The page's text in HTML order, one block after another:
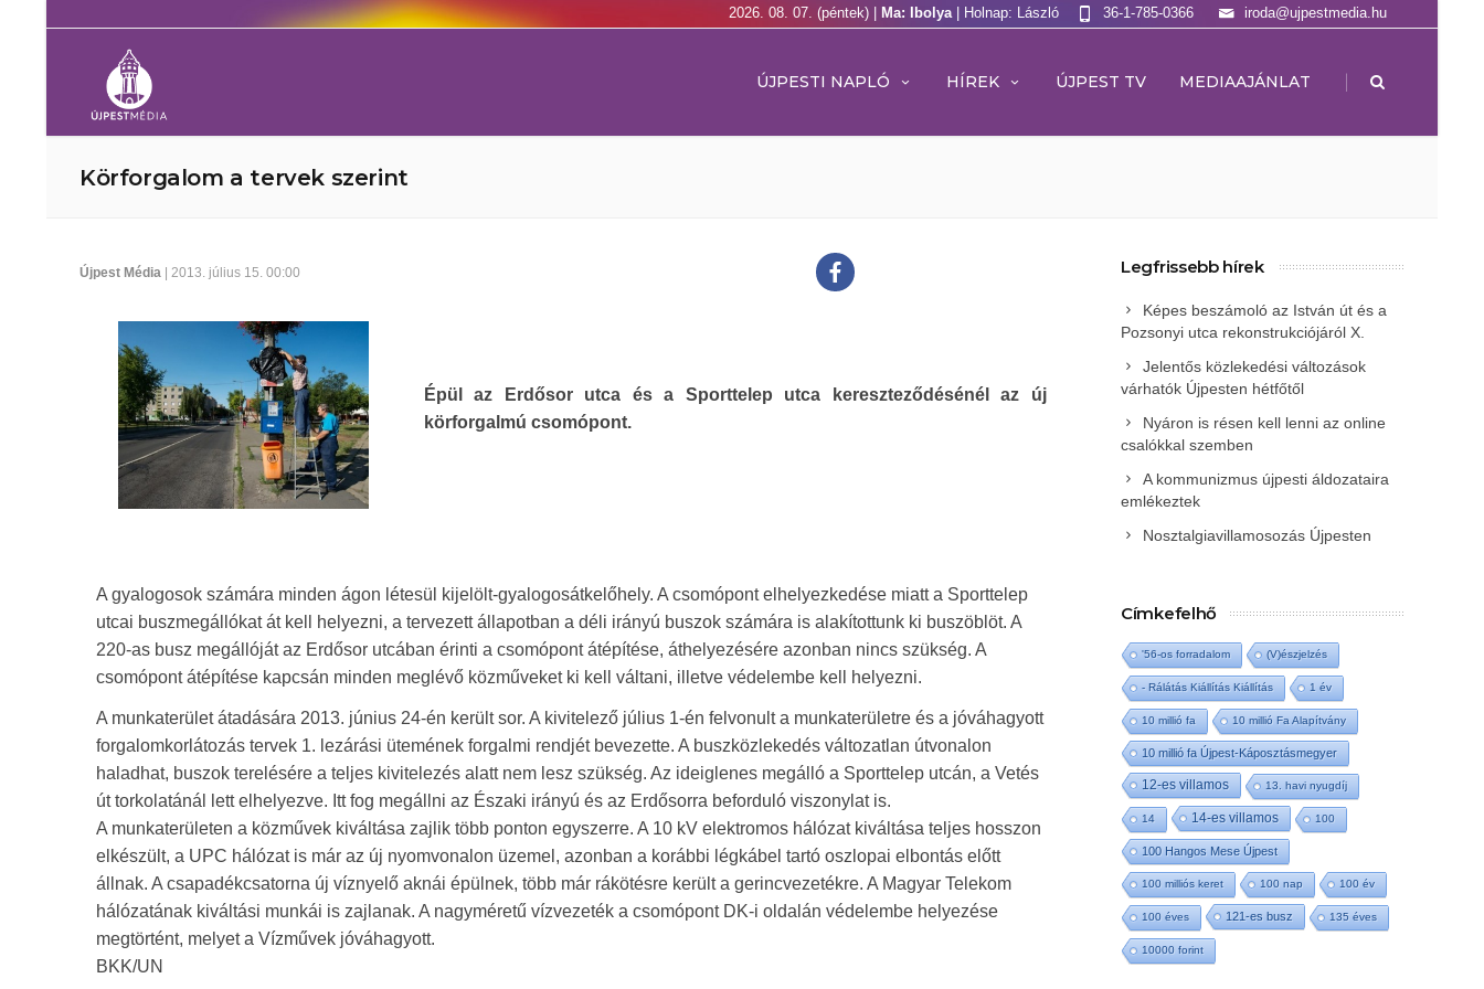
2026. 08. 07. (péntek) | Ma: Ibolya | Holnap: László iroda@ujpestmedia.hu
36-1-785-0366
ÚJPESTI NAPLÓ HÍREK ÚJPEST TV MEDIAAJÁNLAT |
Körforgalom a tervek szerint
Újpest Média | 2013. július 15. 00:00
Épül az Erdősor utca és a Sporttelep utca kereszteződésénél az új
körforgalmú csomópont.
A gyalogosok számára minden ágon létesül kijelölt-gyalogosátkelőhely. A csomópont elhelyezkedése miatt a Sporttelep
utcai buszmegállókat át kell helyezni, a tervezett állapotban a déli irányú buszok számára is alakítottunk ki buszöblöt. A
220-as busz megállóját az Erdősor utcában érinti a csomópont átépítése, áthelyezésére azonban nincs szükség. A
csomópont átépítése kapcsán minden meglévő közműveket ki kell váltani, illetve védelembe kell helyezni.
A munkaterület átadására 2013. június 24-én került sor. A kivitelező július 1-én felvonult a munkaterületre és a jóváhagyott
forgalomkorlátozás tervek 1. lezárási ütemének forgalmi rendjét bevezette. A buszközlekedés változatlan útvonalon
haladhat, buszok terelésére a teljes kivitelezés alatt nem lesz szükség. Az ideiglenes megálló a Sporttelep utcán, a Vetés
út torkolatánál lett elhelyezve. Itt fog megállni az Északi irányú és az Erdősorra beforduló viszonylat is.
A munkaterületen a közművek kiváltása zajlik több ponton egyszerre. A 10 kV elektromos hálózat kiváltása teljes hosszon
elkészült, a UPC hálózat is már az új nyomvonalon üzemel, azonban a korábbi légkábel tartó oszlopai elbontás előtt
állnak. A csapadékcsatorna új víznyelő aknái épülnek, több már rákötésre került a gerincvezetékre. A Magyar Telekom
hálózatának kiváltási munkái is zajlanak. A nagyméretű vízvezeték a csomópont DK-i oldalán védelembe helyezése
megtörtént, melyet a Vízművek jóváhagyott.
BKK/UN
Legfrissebb hírek
Képes beszámoló az István út és a
Pozsonyi utca rekonstrukciójáról X.
Jelentős közlekedési változások
várhatók Újpesten hétfőtől
Nyáron is résen kell lenni az online
csalókkal szemben
A kommunizmus újpesti áldozataira
emlékeztek
Nosztalgiavillamosozás Újpesten
Címkefelhő
'56-os forradalom (V)észjelzés
- Rálátás Kiállítás Kiállítás 1 év
10 millió fa 10 millió Fa Alapítvány
10 millió fa Újpest-Káposztásmegyer
12-es villamos 13. havi nyugdíj
14 14-es villamos 100
100 Hangos Mese Újpest
100 milliós keret 100 nap 100 év
100 éves 121-es busz 135 éves
10000 forint